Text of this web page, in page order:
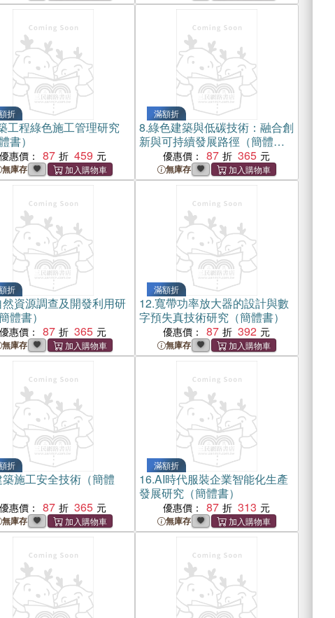
折
工程綠色施工管理研究
書）
優惠價： 87 459
無庫存
滿額折
8.綠色建築與低碳技術：融合創
新與可持續發展路徑（簡體
優惠價： 87 365
無庫存
折
然資源調查及開發利用研
體書）
優惠價： 87 365
無庫存
滿額折
12.寬帶功率放大器的設計與數
字預失真技術研究（簡體書）
優惠價： 87 392
無庫存
折
施工安全技術（簡體
優惠價： 87 365
無庫存
滿額折
16.AI時代服裝企業智能化生產
發展研究（簡體書）
優惠價： 87 313
無庫存